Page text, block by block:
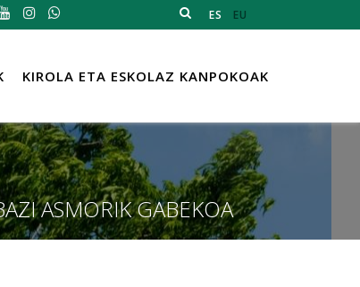
ES EU
KIROLA ETA ESKOLAZ KANPOKOAK
ASMORIK GABEKOA